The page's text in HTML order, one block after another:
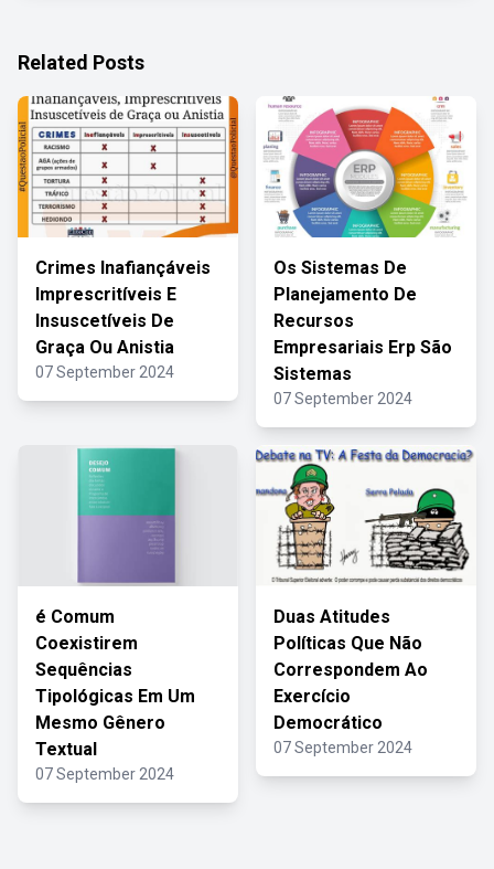
Related Posts
Crimes Inafiançáveis
Imprescritíveis E
Insuscetíveis De
Graça Ou Anistia
07 September 2024
Os Sistemas De
Planejamento De
Recursos
Empresariais Erp São
Sistemas
07 September 2024
é Comum
Coexistirem
Sequências
Tipológicas Em Um
Mesmo Gênero
Textual
07 September 2024
Duas Atitudes
Políticas Que Não
Correspondem Ao
Exercício
Democrático
07 September 2024